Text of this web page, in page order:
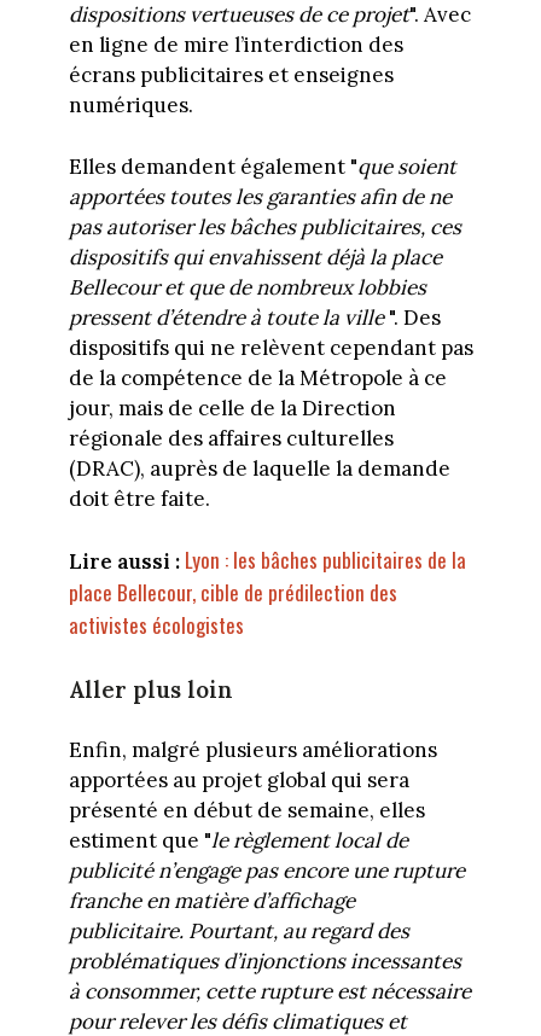
dispositions vertueuses de ce projet". Avec
en ligne de mire l’interdiction des
écrans publicitaires et enseignes
numériques.
Elles demandent également "que soient
apportées toutes les garanties afin de ne
pas autoriser les bâches publicitaires, ces
dispositifs qui envahissent déjà la place
Bellecour et que de nombreux lobbies
pressent d’étendre à toute la ville". Des
dispositifs qui ne relèvent cependant pas
de la compétence de la Métropole à ce
jour, mais de celle de la Direction
régionale des affaires culturelles
(DRAC), auprès de laquelle la demande
doit être faite.
Lire aussi : Lyon : les bâches publicitaires de la
place Bellecour, cible de prédilection des
activistes écologistes
Aller plus loin
Enfin, malgré plusieurs améliorations
apportées au projet global qui sera
présenté en début de semaine, elles
estiment que "le règlement local de
publicité n’engage pas encore une rupture
franche en matière d’affichage
publicitaire. Pourtant, au regard des
problématiques d’injonctions incessantes
à consommer, cette rupture est nécessaire
pour relever les défis climatiques et